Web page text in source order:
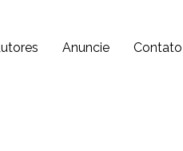
Anuncie Contato